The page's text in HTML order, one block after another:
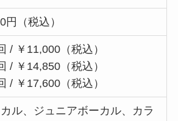
円（税込）
/ ￥11,000（税込）
/ ￥14,850（税込）
/ ￥17,600（税込）
ル、ジュニアボーカル、カラ